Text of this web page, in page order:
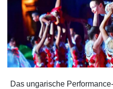
Das ungarische